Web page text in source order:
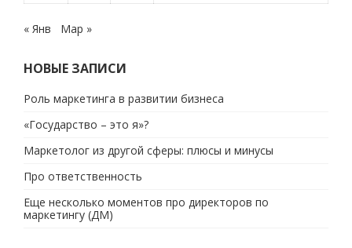
« Янв Мар »
НОВЫЕ ЗАПИСИ
Роль маркетинга в развитии бизнеса
«Государство – это я»?
Маркетолог из другой сферы: плюсы и минусы
Про ответственность
Еще несколько моментов про директоров по
маркетингу (ДМ)